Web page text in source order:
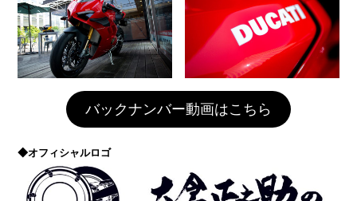
バックナンバー動画はこちら
◆オフィシャルロゴ